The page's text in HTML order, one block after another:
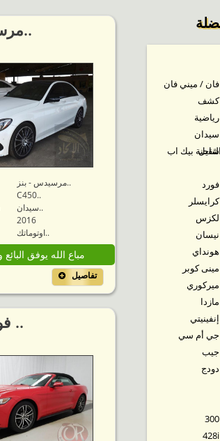
2016 مرسيد..
مرسيدس - بنز..
C450..
سيدان..
2016
اوتوماتك..
مباع الله يوفق
تفاصيل
2017 فورد ..
فان / ميني فان
كشف
رياضية
سيدان
شاحنة بيك اب
فورد
كرايسلر
لكزس
نيسان
هونداي
مينى كوبر
ميركوري
مازدا
إنفينيتي
جي أم سي
جيب
دودج